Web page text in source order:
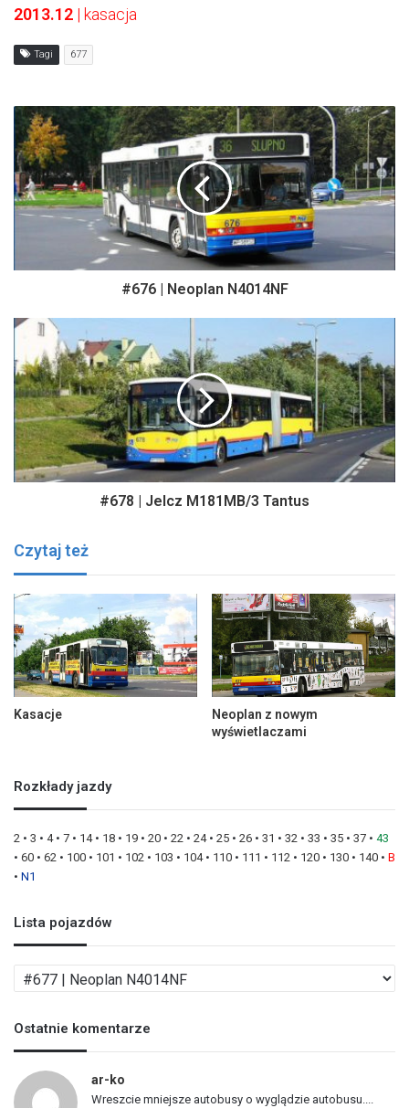
2013.12 | kasacja
Tagi 677
#676 | Neoplan N4014NF
#678 | Jelcz M181MB/3 Tantus
Czytaj też
Kasacje
Neoplan z nowym
wyświetlaczami
Rozkłady jazdy
2 • 3 • 4• 7 • 14• 18 • 19 • 20 • 22 • 24• 25 • 26 • 31 • 32 • 33 • 35 • 37 • 43
• 60 • 62 • 100 • 101 • 102 • 103 • 104• 110 • 111 • 112 • 120 • 130 • 140 • B
• N1
Lista pojazdów
i
t
a
o
Ostatnie komentarze
ar-ko
Wreszcie mniejsze autobusy o wyglądzie autobusu....